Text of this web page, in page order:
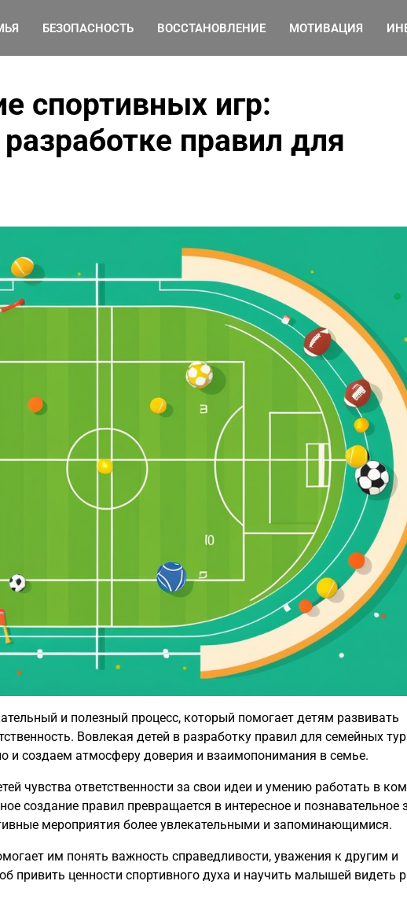
БЕЗОПАСНОСТЬ ВОССТАНОВЛЕНИЕ МОТИВАЦИЯ
спортивных игр:
правил для
и полезный процесс, который помогает детям развивать
Вовлекая детей в разработку правил для семейных
и создаем атмосферу доверия и взаимопонимания в семье.
чувства ответственности за свои идеи и умению работать в
создание правил превращается в интересное и познавательное
мероприятия более увлекательными и запоминающимися.
им понять важность справедливости, уважения к другим и
привить ценности спортивного духа и научить малышей видеть
свежие овощи и зелень
дома для максимальной
пользы
от Ирина